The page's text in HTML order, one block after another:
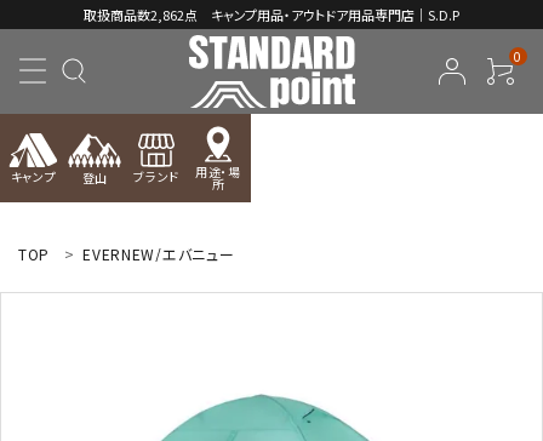
取扱商品数2,862点 キャンプ用品・アウトドア用品専門店｜S.D.P
0
キャンプ 登山 ブランド 用途・場
所
ようこそ ゲスト 様
TOP EVERNEW/エバニュー